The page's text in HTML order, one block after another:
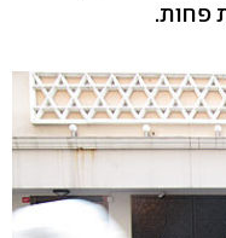
פחות.